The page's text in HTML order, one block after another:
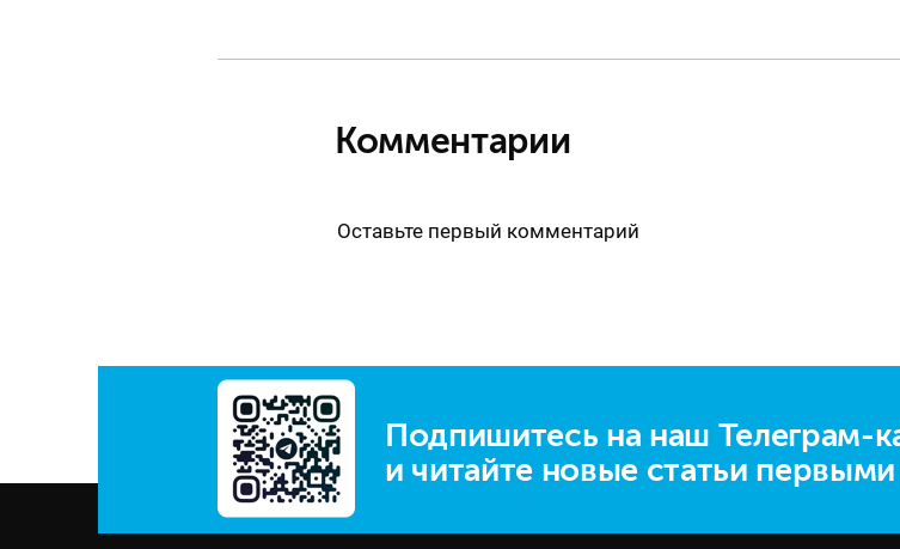
Комментарии
Оставьте первый комментарий
Подпишитесь на наш Телеграм-
и читайте новые статьи первыми